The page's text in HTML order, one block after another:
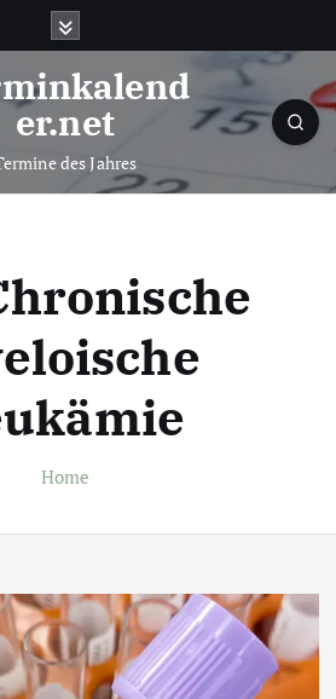
er.net
des Jahres
Home